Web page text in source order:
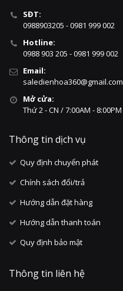
SĐT:
0988903205 - 0981 999 002
Hotline:
0988 903 205 - 0981 999 002
Email:
saledienhoa360@gmail.com
Mở cửa:
Thứ 2 - CN / 7:00AM - 8:00PM
Thông tin dịch vụ
Quy định chuyển phát
Chính sách đổi/trả
Hướng dẫn đặt hàng
Hướng dẫn thanh toán
Quy định bảo mật
Thông tin liên hệ